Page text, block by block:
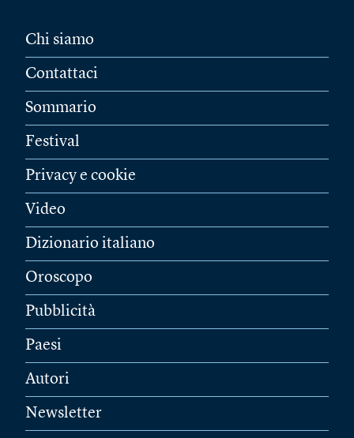
Chi siamo
Contattaci
Sommario
Festival
Privacy e cookie
Video
Dizionario italiano
Oroscopo
Pubblicità
Paesi
Autori
Newsletter